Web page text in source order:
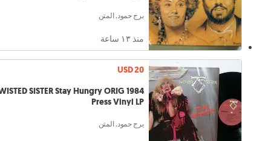
برج حمود, المتن
منذ ١٣ ساعة
USD 20
SISTER Stay Hungry ORIG 1984
Press Vinyl LP
برج حمود, المتن